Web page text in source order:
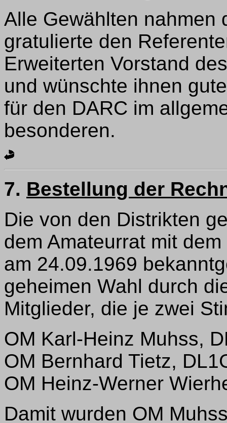
Alle Gewählten nahmen
gratulierte den
Erweiterten Vorstand
und wünschte ihnen
für den DARC im
besonderen.
7. Bestellung der
Die von den Distrikten
dem Amateurrat mit
am 24.09.1969
geheimen Wahl durch
Mitglieder, die je zwei
OM Karl-Heinz Muhss,
OM Bernhard Tietz,
OM Heinz-Werner
Damit wurden OM